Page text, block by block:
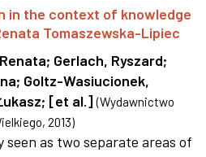
in the context of knowledge
Tomaszewska-Lipiec
; Gerlach, Ryszard;
; Goltz-Wasiucionek,
; [et al.] (Wydawnictwo
, 2013)
seen as two separate areas of